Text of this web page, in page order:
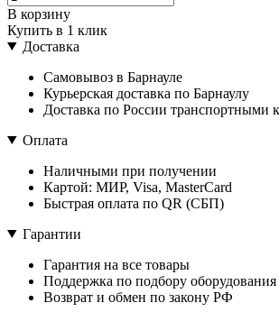
В корзину
Купить в 1 клик
Доставка
Самовывоз в Барнауле
Курьерская доставка по Барнаулу
Доставка по России транспортными
Оплата
Наличными при получении
Картой: МИР, Visa, MasterCard
Быстрая оплата по QR (СБП)
Гарантии
Гарантия на все товары
Поддержка по подбору оборудования
Возврат и обмен по закону РФ